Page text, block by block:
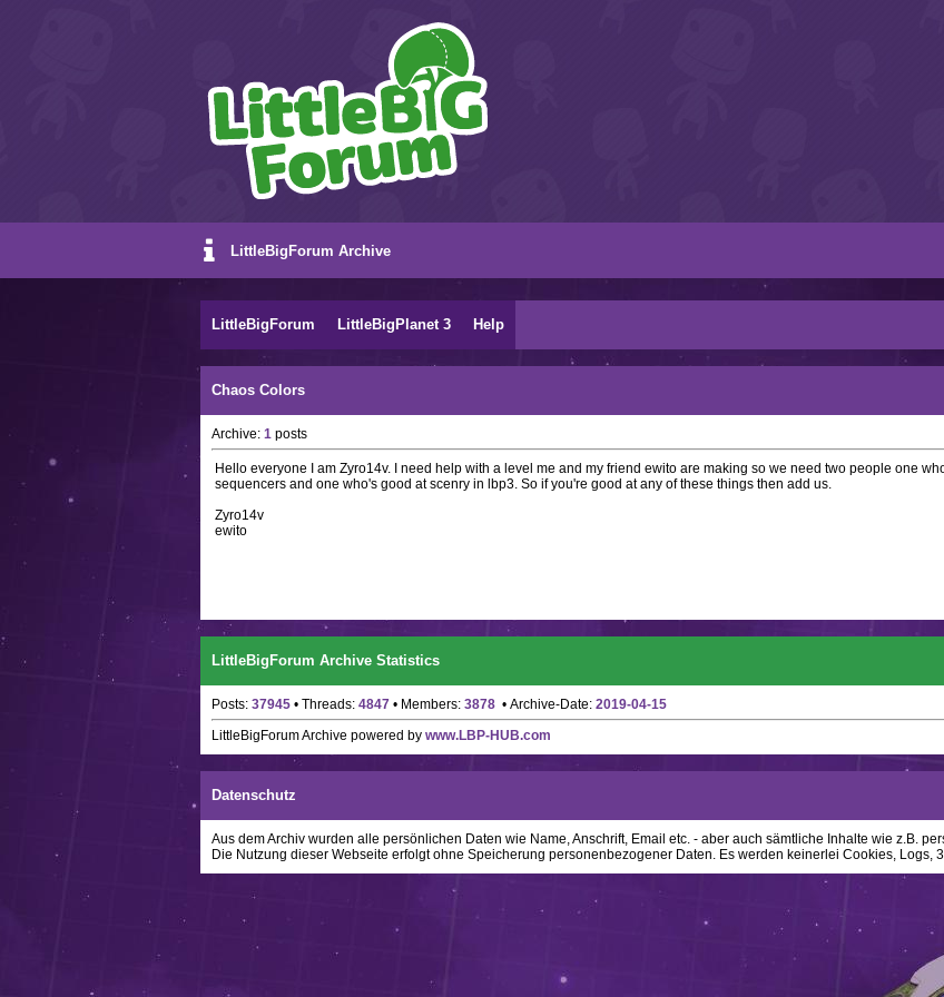
LittleBigForum Archive
LittleBigForum LittleBigPlanet 3 Help
Chaos Colors
Archive: 1 posts
Hello everyone I am Zyro14v. I need help with a level me and my friend ewito are making so we need two people one
sequencers and one who's good at scenry in lbp3. So if you're good at any of these things then add us.
Zyro14v
ewito
LittleBigForum Archive Statistics
Posts: 37945 • Threads: 4847 • Members: 3878 • Archive-Date: 2019-04-15
LittleBigForum Archive powered by www.LBP-HUB.com
Datenschutz
Aus dem Archiv wurden alle persönlichen Daten wie Name, Anschrift, Email etc. - aber auch sämtliche Inhalte wie z.B.
Die Nutzung dieser Webseite erfolgt ohne Speicherung personenbezogener Daten. Es werden keinerlei Cookies, Logs,